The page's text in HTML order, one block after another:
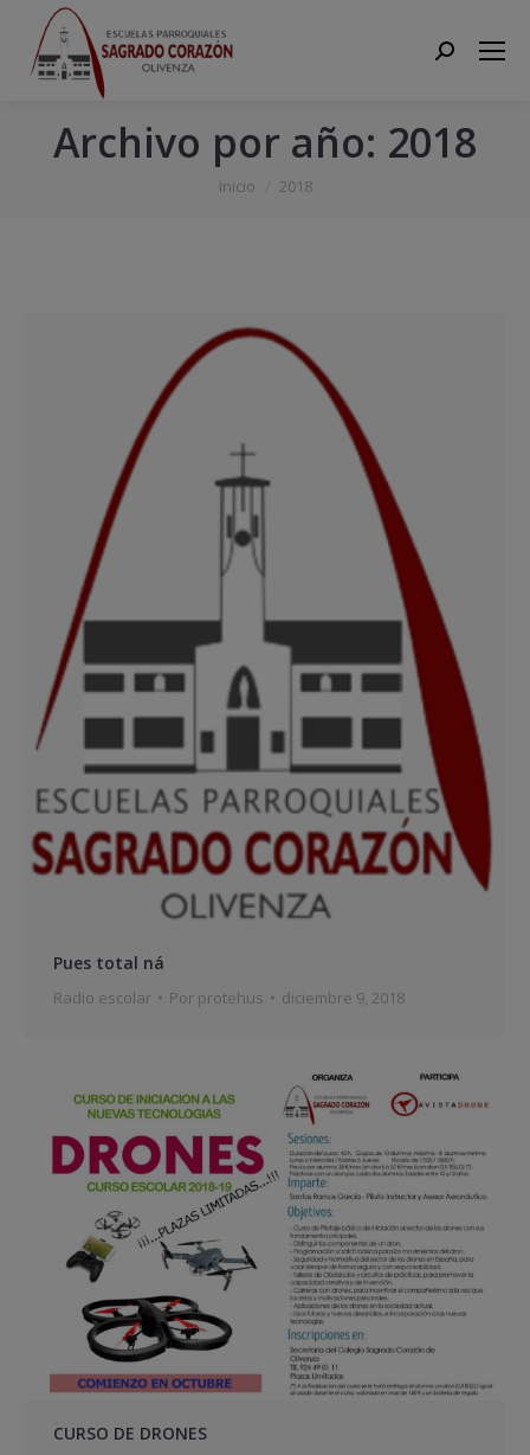
Search:
Archivo por año: 2018
Estás aquí:
Inicio 2018
Pues total ná
Radio escolar Por protehus diciembre 9, 2018
CURSO DE DRONES